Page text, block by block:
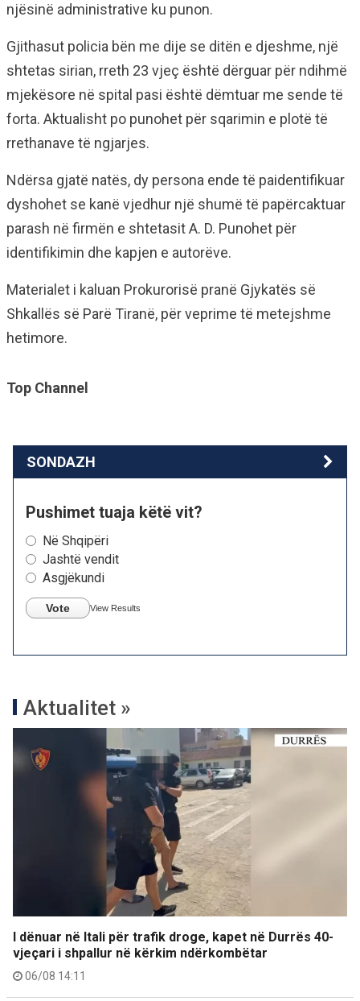
njësinë administrative ku punon.
Gjithasut policia bën me dije se ditën e djeshme, një
shtetas sirian, rreth 23 vjeç është dërguar për ndihmë
mjekësore në spital pasi është dëmtuar me sende të
forta. Aktualisht po punohet për sqarimin e plotë të
rrethanave të ngjarjes.
Ndërsa gjatë natës, dy persona ende të paidentifikuar
dyshohet se kanë vjedhur një shumë të papërcaktuar
parash në firmën e shtetasit A. D. Punohet për
identifikimin dhe kapjen e autorëve.
Materialet i kaluan Prokurorisë pranë Gjykatës së
Shkallës së Parë Tiranë, për veprime të metejshme
hetimore.
Top Channel
SONDAZH
Pushimet tuaja këtë vit?
Në Shqipëri
Jashtë vendit
Asgjëkundi
Vote View Results
Aktualitet »
I dënuar në Itali për trafik droge, kapet në Durrës 40-
vjeçari i shpallur në kërkim ndërkombëtar
06/08 14:11